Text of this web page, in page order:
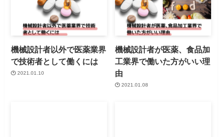
機械設計者以外で医薬業界
で技術者として働くには
2021.01.10
機械設計者が医薬、食品加
工業界で働いた方がいい理
由
2021.01.08